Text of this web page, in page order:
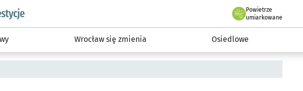
podserwis: #InwestycjeWRO - miejskie inwestycje 2019-2032
Powietrze
we Wrocławiu
umiarkowane
Wrocław się zmienia Osiedlowe